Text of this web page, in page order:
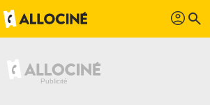
profil search